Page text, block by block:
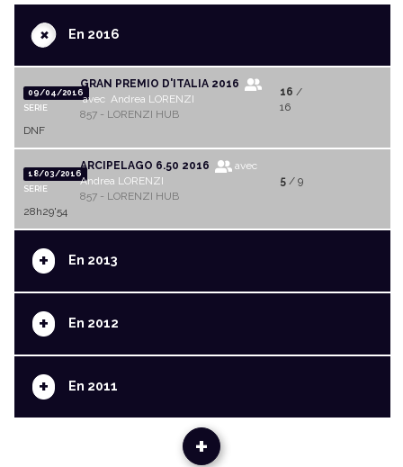
+En 2016
09/04/2016
SERIE
GRAN PREMIO D'ITALIA 2016
avec Andrea LORENZI
857 - LORENZI HUB
16 /
16
DNF
18/03/2016
SERIE
ARCIPELAGO 6.50 2016
avec
Andrea LORENZI
857 - LORENZI HUB
5/ 9
28h29'54
+ En 2013
+ En 2012
+ En 2011
+